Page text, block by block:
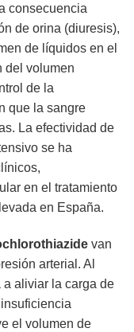
consecuencia
de orina (diuresis),
de líquidos en el
del volumen
de la
que la sangre
La efectividad de
se ha
en el tratamiento
en España.
van
arterial. Al
a aliviar la carga de
el volumen de